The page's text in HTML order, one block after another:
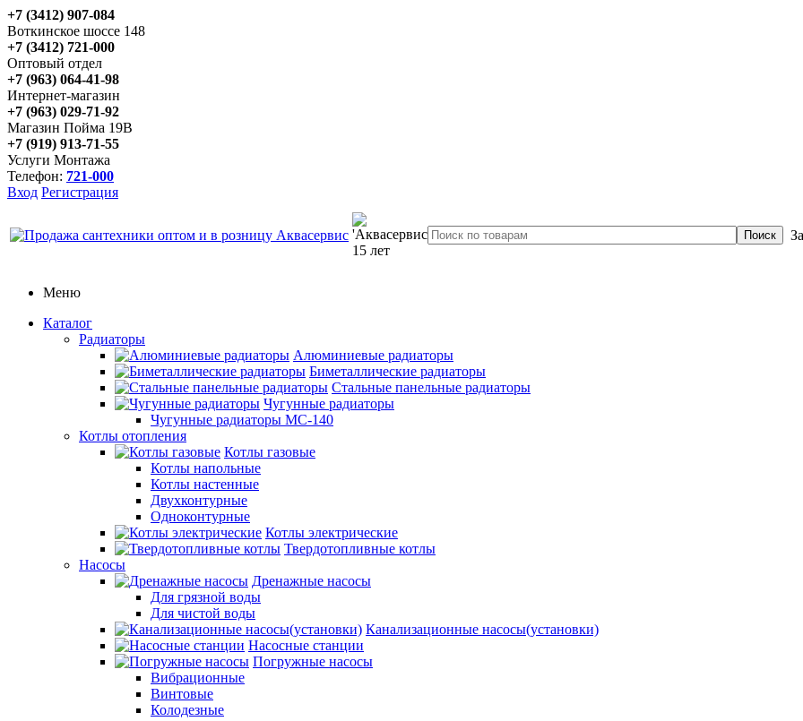
+7 (3412) 907-084
Воткинское шоссе 148
+7 (3412) 721-000
Оптовый отдел
+7 (963) 064-41-98
Интернет-магазин
+7 (963) 029-71-92
Магазин Пойма 19В
+7 (919) 913-71-55
Услуги Монтажа
Телефон: 721-000
Вход Регистрация
Меню
Каталог
Радиаторы
Алюминиевые радиаторы
Биметаллические радиаторы
Стальные панельные радиаторы
Чугунные радиаторы
Чугунные радиаторы МС-140
Котлы отопления
Котлы газовые
Котлы напольные
Котлы настенные
Двухконтурные
Одноконтурные
Котлы электрические
Твердотопливные котлы
Насосы
Дренажные насосы
Для грязной воды
Для чистой воды
Канализационные насосы(установки)
Насосные станции
Погружные насосы
Вибрационные
Винтовые
Колодезные